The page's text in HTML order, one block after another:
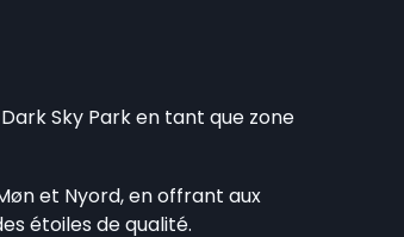
Sky Park en tant que zone
et Nyord, en offrant aux
étoiles de qualité.